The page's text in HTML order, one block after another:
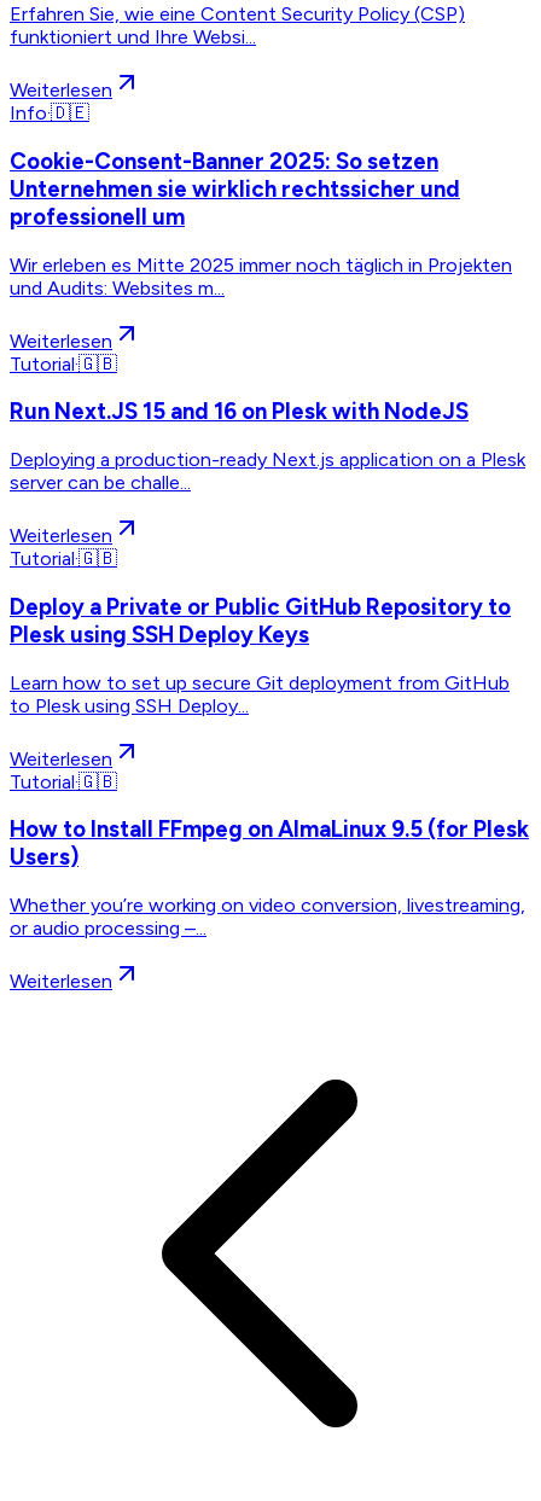
Erfahren Sie, wie eine Content Security Policy (CSP)
funktioniert und Ihre Websi...
Weiterlesen
Info·🇩🇪
Cookie-Consent-Banner 2025: So setzen
Unternehmen sie wirklich rechtssicher und
professionell um
Wir erleben es Mitte 2025 immer noch täglich in Projekten
und Audits: Websites m...
Weiterlesen
Tutorial·🇬🇧
Run Next.JS 15 and 16 on Plesk with NodeJS
Deploying a production-ready Next.js application on a Plesk
server can be challe...
Weiterlesen
Tutorial·🇬🇧
Deploy a Private or Public GitHub Repository to
Plesk using SSH Deploy Keys
Learn how to set up secure Git deployment from GitHub
to Plesk using SSH Deploy...
Weiterlesen
Tutorial·🇬🇧
How to Install FFmpeg on AlmaLinux 9.5 (for Plesk
Users)
Whether you’re working on video conversion, livestreaming,
or audio processing –...
Weiterlesen